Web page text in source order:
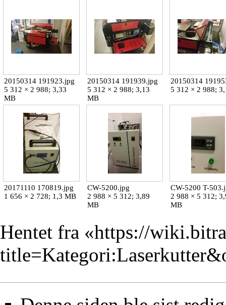
20150314 191923.jpg
5 312 × 2 988; 3,33
MB
20150314 191939.jpg
5 312 × 2 988; 3,13
MB
20150314
5 312 × 2 988;
20171110 170819.jpg
1 656 × 2 728; 1,3 MB
CW-5200.jpg
2 988 × 5 312; 3,89
MB
CW-5200 T-
2 988 × 5 312;
MB
Hentet fra «https://